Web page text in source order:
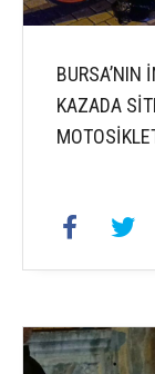
BURSA’NIN
KAZADA